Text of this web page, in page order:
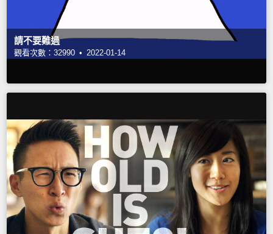
請不要難過
觀看次數：32990 • 2022-01-14